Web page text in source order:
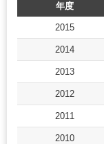
年度
2015
2014
2013
2012
2011
2010